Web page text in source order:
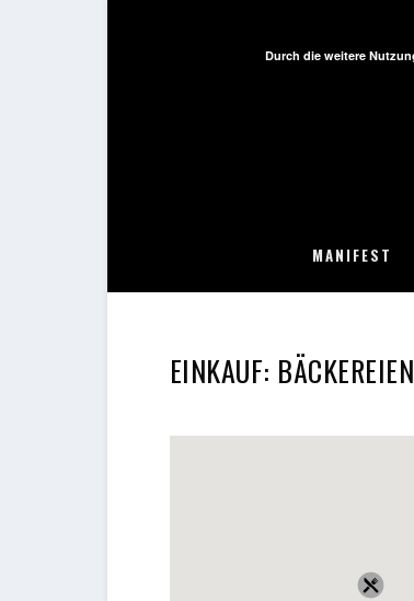
MANIFEST
EINKAUF: BÄCKEREIEN
Durch die weitere